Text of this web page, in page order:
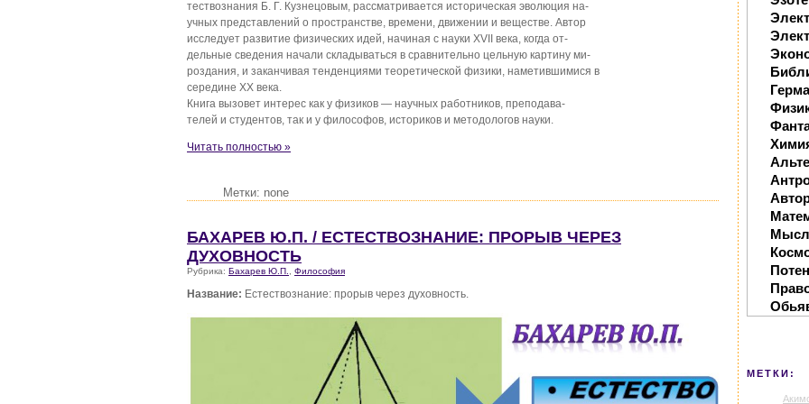
тествознания Б. Г. Кузнецовым, рассматривается историческая эволюция на-
учных представлений о пространстве, времени, движении и веществе. Автор
исследует развитие физических идей, начиная с науки XVII века, когда от-
дельные сведения начали складываться в сравнительно цельную картину ми-
роздания, и заканчивая тенденциями теоретической физики, наметившимися в
середине XX века.
Книга вызовет интерес как у физиков — научных работников, преподава-
телей и студентов, так и у философов, историков и методологов науки.
Читать полностью »
Метки: none
БАХАРЕВ Ю.П. / ЕСТЕСТВОЗНАНИЕ: ПРОРЫВ ЧЕРЕЗ
ДУХОВНОСТЬ
Рубрика: Бахарев Ю.П. Философия
Название: Естествознание: прорыв через духовность.
МЕТКИ: